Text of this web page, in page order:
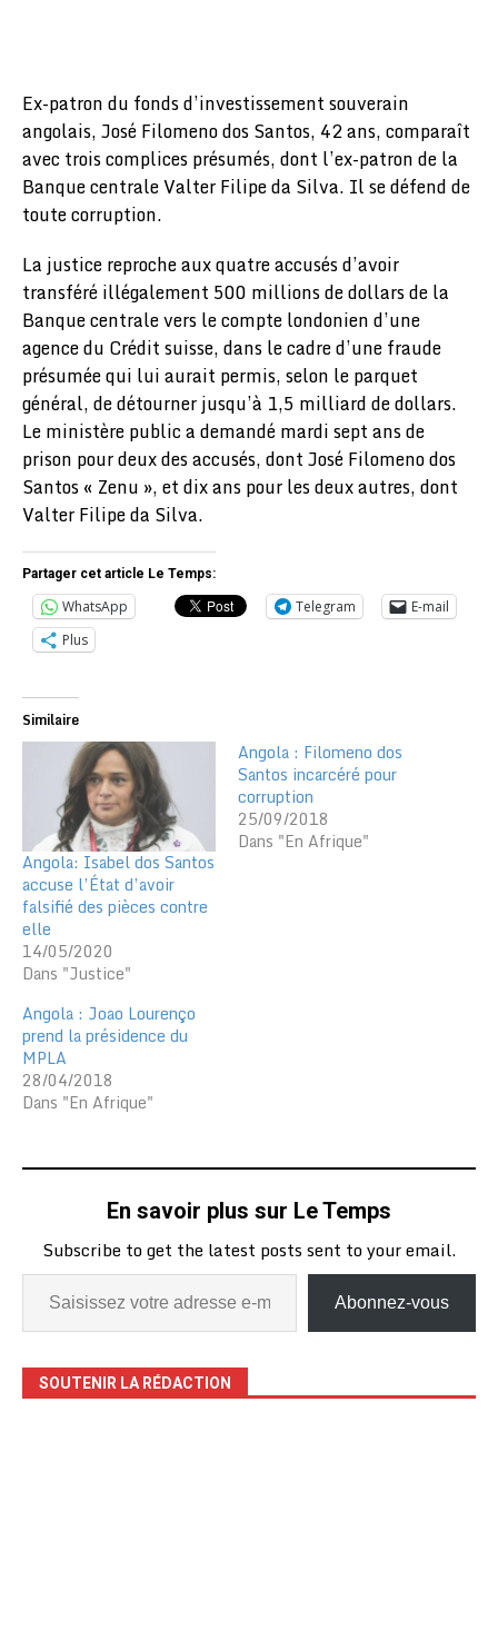
Ex-patron du fonds d’investissement souverain
angolais, José Filomeno dos Santos, 42 ans, comparaît
avec trois complices présumés, dont l’ex-patron de la
Banque centrale Valter Filipe da Silva. Il se défend de
toute corruption.
La justice reproche aux quatre accusés d’avoir
transféré illégalement 500 millions de dollars de la
Banque centrale vers le compte londonien d’une
agence du Crédit suisse, dans le cadre d’une fraude
présumée qui lui aurait permis, selon le parquet
général, de détourner jusqu’à 1,5 milliard de dollars.
Le ministère public a demandé mardi sept ans de
prison pour deux des accusés, dont José Filomeno dos
Santos « Zenu », et dix ans pour les deux autres, dont
Valter Filipe da Silva.
Partager cet article Le Temps:
WhatsApp Telegram
E-mail
Plus
Similaire
Angola: Isabel dos Santos
accuse l’État d’avoir
falsifié des pièces contre
elle
14/05/2020
Dans "Justice"
Angola : Filomeno dos
Santos incarcéré pour
corruption
25/09/2018
Dans "En Afrique"
Angola : Joao Lourenço
prend la présidence du
MPLA
28/04/2018
Dans "En Afrique"
En savoir plus sur Le Temps
Subscribe to get the latest posts sent to your email.
Abonnez-vous
SOUTENIR LA RÉDACTION